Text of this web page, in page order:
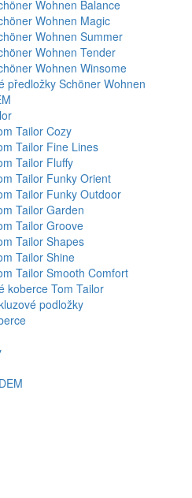
Wohnen Balance
Wohnen Magic
Wohnen Summer
Wohnen Tender
Wohnen Winsome
předložky Schöner Wohnen
Tailor Cozy
Tailor Fine Lines
Tailor Fluffy
Tailor Funky Orient
Tailor Funky Outdoor
Tailor Garden
Tailor Groove
Tailor Shapes
Tailor Shine
Tailor Smooth Comfort
koberce Tom Tailor
podložky